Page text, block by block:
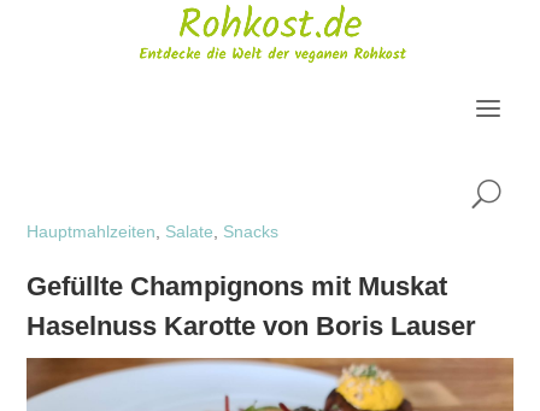
U
Hauptmahlzeiten Salate Snacks
Gefüllte Champignons mit Muskat
Haselnuss Karotte von Boris Lauser